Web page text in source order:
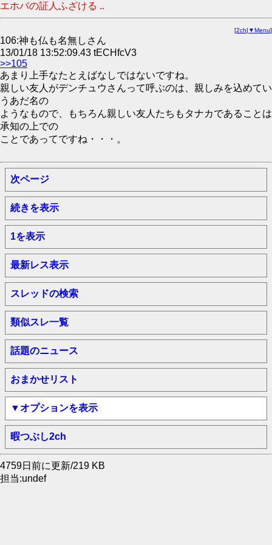
エホバの証人ふざける ..
[2ch| ▼Menu]
106:神も仏も名無しさん
13/01/18 13:52:09.43 tECHfcV3
>>105
あまり上手なたとえばなしではないですね。
親しい友人がデンチュウさんって呼ぶのは、親しみを込めてい
うあだ名の
ようなもので、もちろん親しい友人たちもタナカであることは
承知の上での
ことであってですね・・・。
次ページ
続きを表示
1を表示
最新レス表示
スレッドの検索
類似スレ一覧
話題のニュース
おまかせリスト
▼オプションを表示
暇つぶし2ch
4759日前に更新/219 KB
担当:undef